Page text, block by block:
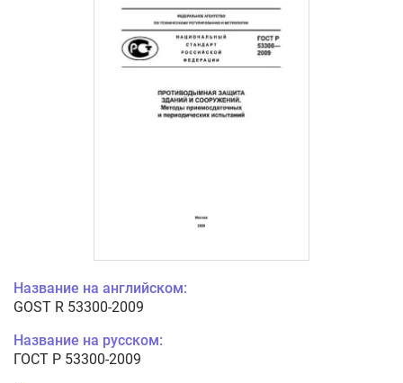
Название на английском:
GOST R 53300-2009
Название на русском:
ГОСТ Р 53300-2009